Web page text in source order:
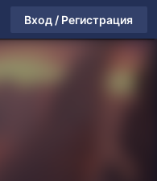
Вход / Регистрация